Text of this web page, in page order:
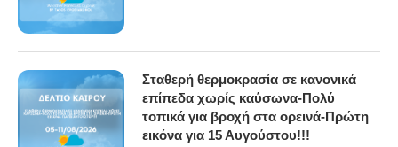
Σταθερή θερμοκρασία σε κανονικά
επίπεδα χωρίς καύσωνα-Πολύ
τοπικά για βροχή στα ορεινά-Πρώτη
εικόνα για 15 Αυγούστου!!!